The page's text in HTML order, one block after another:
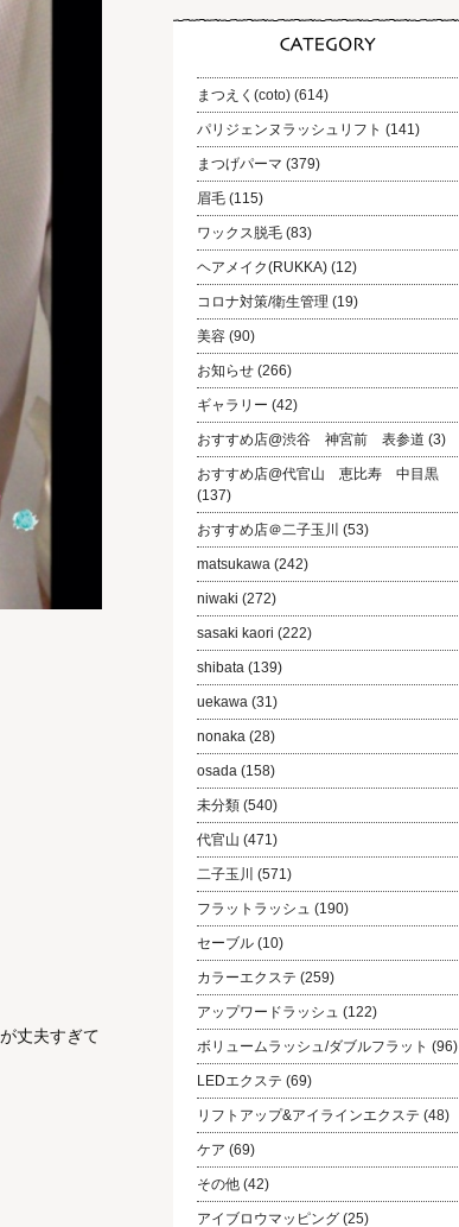
丈夫すぎて
まつえく(coto) (614)
パリジェンヌラッシュリフト (141)
まつげパーマ (379)
眉毛 (115)
ワックス脱毛 (83)
ヘアメイク(RUKKA) (12)
コロナ対策/衛生管理 (19)
美容 (90)
お知らせ (266)
ギャラリー (42)
おすすめ店@渋谷 神宮前 表参道 (3)
おすすめ店@代官山 恵比寿 中目黒
(137)
おすすめ店＠二子玉川 (53)
matsukawa (242)
niwaki (272)
sasaki kaori (222)
shibata (139)
uekawa (31)
nonaka (28)
osada (158)
未分類 (540)
代官山 (471)
二子玉川 (571)
フラットラッシュ (190)
セーブル (10)
カラーエクステ (259)
アップワードラッシュ (122)
ボリュームラッシュ/ダブルフラット (96)
LEDエクステ (69)
リフトアップ&アイラインエクステ (48)
ケア (69)
その他 (42)
アイブロウマッピング (25)